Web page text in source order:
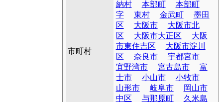
市町村
納村
本部町
本部町
字
東村 金武町
墨田
区
大阪市
大阪市北
区
大阪市大正区
大阪
市東住吉区
大阪市淀川
区
奈良市
宇都宮市
宜野湾市
宮古島市
富
士市
小山市
小牧市
山形市
岐阜市
岡山市
中区
与那原町 久米島